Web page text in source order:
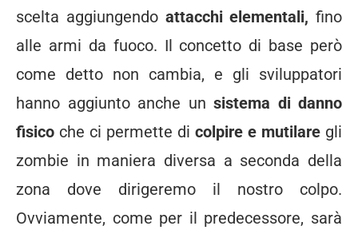
scelta aggiungendo attacchi elementali, fino
alle armi da fuoco. Il concetto di base però
come detto non cambia, e gli sviluppatori
hanno aggiunto anche un sistema di danno
fisico che ci permette di colpire e mutilare gli
zombie in maniera diversa a seconda della
zona dove dirigeremo il nostro colpo.
Ovviamente, come per il predecessore, sarà